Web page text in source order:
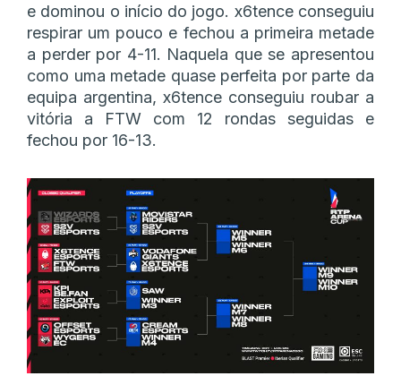
e dominou o início do jogo. x6tence conseguiu
respirar um pouco e fechou a primeira metade
a perder por 4-11. Naquela que se apresentou
como uma metade quase perfeita por parte da
equipa argentina, x6tence conseguiu roubar a
vitória a FTW com 12 rondas seguidas e
fechou por 16-13.